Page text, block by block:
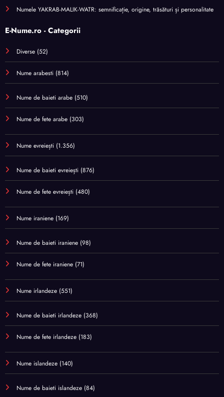
Numele YAKRAB-MALIK-WATR: semnificație, origine, trăsături și personalitate
E-Nume.ro - Categorii
Diverse (52)
Nume arabesti (814)
Nume de baieti arabe (510)
Nume de fete arabe (303)
Nume evreiești (1.356)
Nume de baieti evreiești (876)
Nume de fete evreiești (480)
Nume iraniene (169)
Nume de baieti iraniene (98)
Nume de fete iraniene (71)
Nume irlandeze (551)
Nume de baieti irlandeze (368)
Nume de fete irlandeze (183)
Nume islandeze (140)
Nume de baieti islandeze (84)